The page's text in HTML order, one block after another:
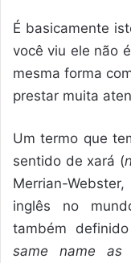
É basicamente
você viu ele não
mesma forma
prestar muita
Um termo que
sentido de xará (
Merrian-
inglês no
também
same name as